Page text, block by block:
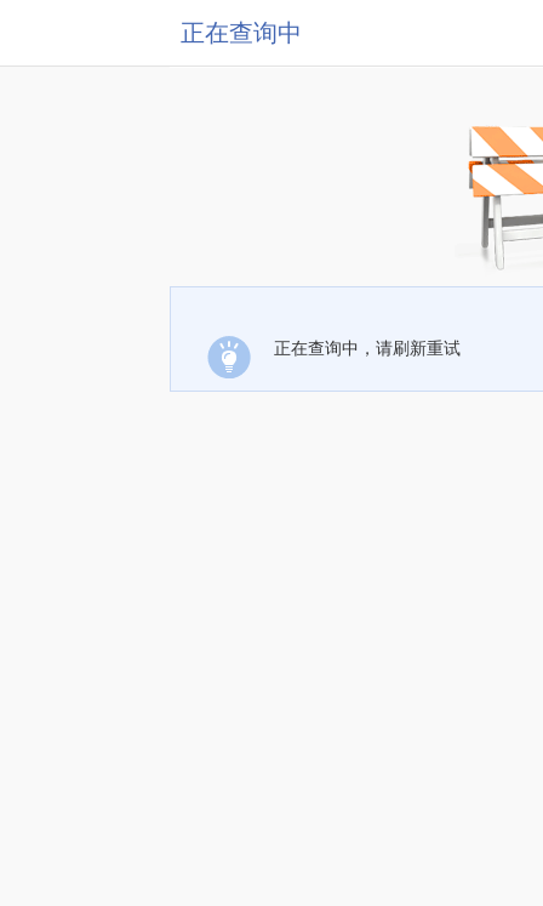
正在查询中
正在查询中，请刷新重试